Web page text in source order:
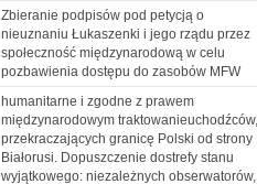
Zbieranie podpisów pod petycją o
nieuznaniu Łukaszenki i jego rządu przez
społeczność międzynarodową w celu
pozbawienia dostępu do zasobów MFW
humanitarne i zgodne z prawem
międzynarodowym traktowanieuchodźców,
przekraczających granicę Polski od strony
Białorusi. Dopuszczenie dostrefy stanu
wyjątkowego: niezależnych obserwatorów,